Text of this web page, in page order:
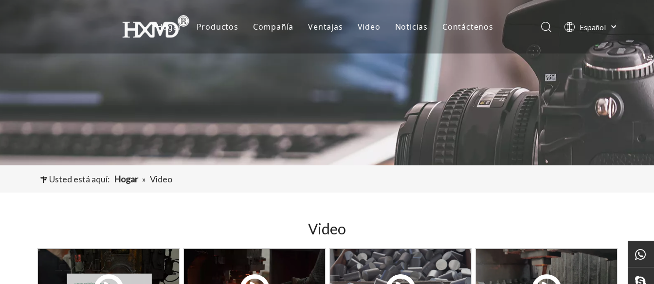
Hogar Productos
Adaptador de dientes de cubo
Compañía
Preguntas más frecuentes
Ventajas
I+D
Producción
Servicio
Video Noticias Contáctenos
Español
English
العربية
Français
Pусский
Português
Usted está aquí: Hogar » Video
Video